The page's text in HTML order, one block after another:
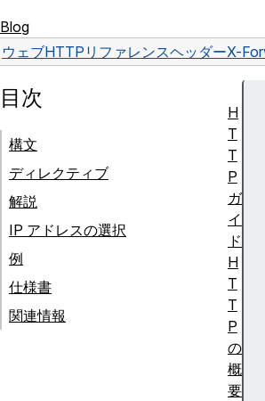
Blog
ウェブHTTP リファレンスヘッダーX-
目次
構文
ディレクティブ
解説
IP アドレスの選択
例
仕様書
関連情報
H
T
T
P
ガ
イ
ド
H
T
T
P
の
概
要